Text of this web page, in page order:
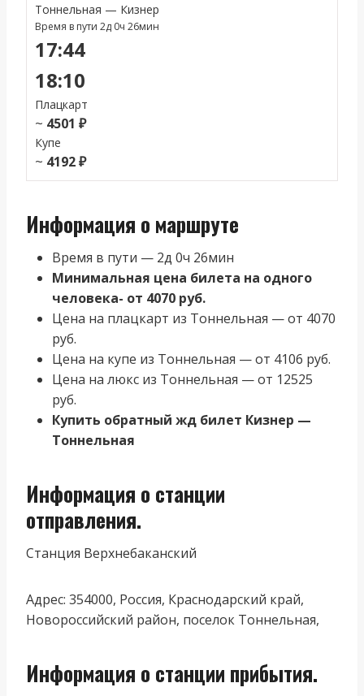
Тоннельная — Кизнер
Время в пути 2д 0ч 26мин
17:44
18:10
Плацкарт
~ 4501 ₽
Купе
~ 4192 ₽
Информация о маршруте
Время в пути — 2д 0ч 26мин
Минимальная цена билета на одного
человека- от 4070 руб.
Цена на плацкарт из Тоннельная — от 4070
руб.
Цена на купе из Тоннельная — от 4106 руб.
Цена на люкс из Тоннельная — от 12525
руб.
Купить обратный жд билет Кизнер —
Тоннельная
Информация о станции
отправления.
Станция Верхнебаканский
Адрес: 354000, Россия, Краснодарский край,
Новороссийский район, поселок Тоннельная,
Информация о станции прибытия.